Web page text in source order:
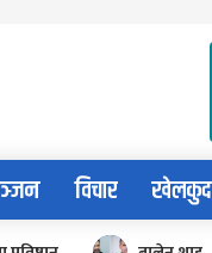
विचार खेलकुद